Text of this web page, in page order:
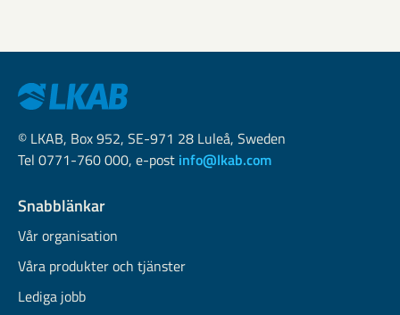
© LKAB, Box 952, SE-971 28 Luleå, Sweden
Tel 0771-760 000, e-post info@lkab.com
Snabblänkar
Vår organisation
Våra produkter och tjänster
Lediga jobb